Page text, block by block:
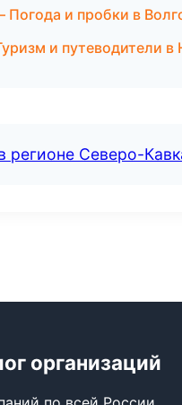
и пробки в
и путеводители
регионе Северо-
организаций